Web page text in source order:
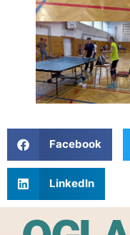
Facebook
LinkedIn